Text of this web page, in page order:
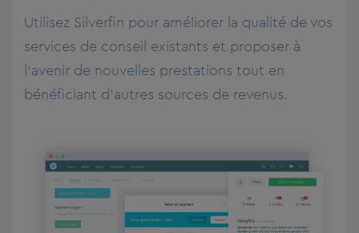
Utilisez Silverfin pour améliorer la qualité de vos
services de conseil existants et proposer à
l’avenir de nouvelles prestations tout en
bénéficiant d’autres sources de revenus.